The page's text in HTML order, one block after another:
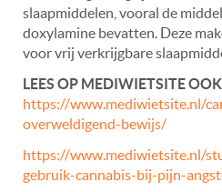
slaapmiddelen, vooral de
doxylamine bevatten. Deze
voor vrij verkrijgbare
LEES OP MEDIWIETSITE OOK
https://www.mediwietsite.nl/
overweldigend-bewijs/
https://www.mediwietsite.nl/
gebruik-cannabis-bij-pijn-